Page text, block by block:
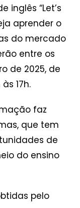
inglês “Let’s
aprender o
do mercado
entre os
de 2025, de
17h.
faz
que tem
de
do ensino
pelo